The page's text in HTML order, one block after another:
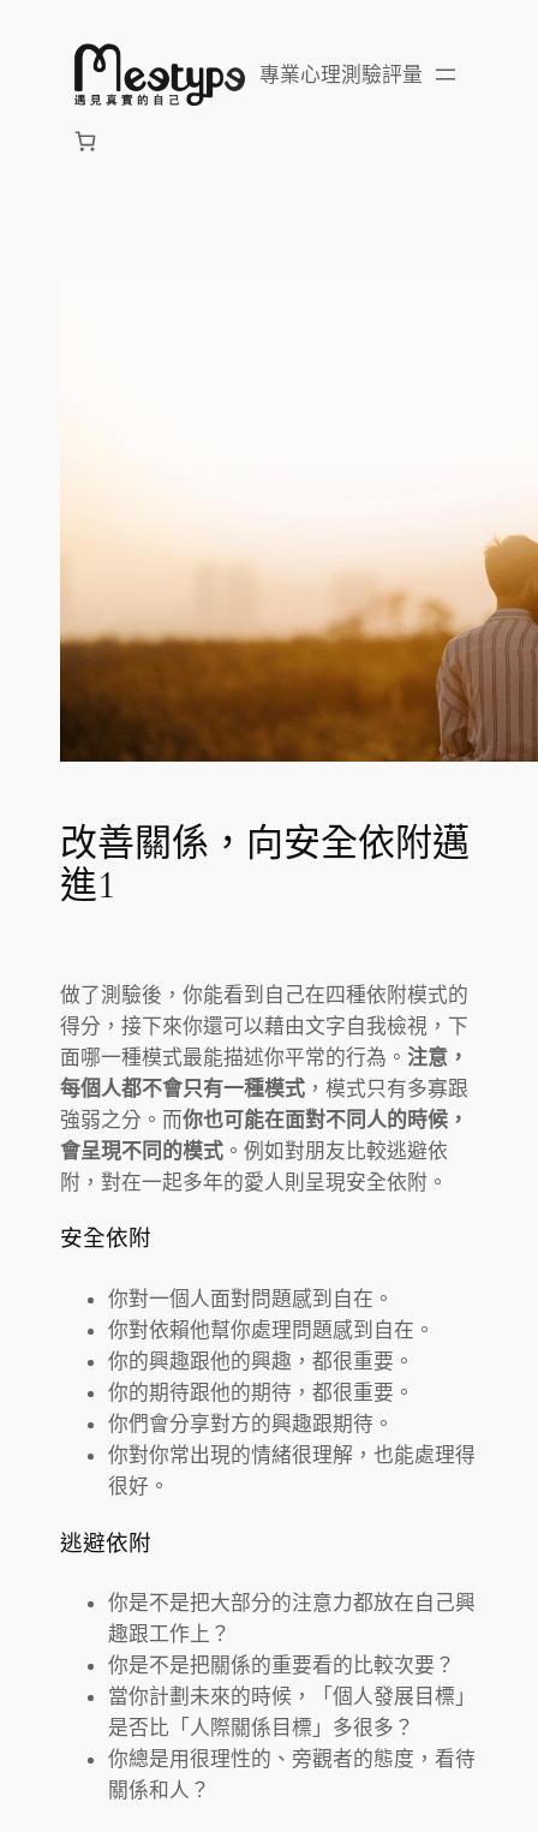
專業心理測驗評量
改善關係，向安全依附邁
進1
做了測驗後，你能看到自己在四種依附模式的
得分，接下來你還可以藉由文字自我檢視，下
面哪一種模式最能描述你平常的行為。 注意，
每個人都不會只有一種模式 ，模式只有多寡跟
強弱之分。而你也可能在面對不同人的時候，
會呈現不同的模式 。例如對朋友比較逃避依
附，對在一起多年的愛人則呈現安全依附。
安全依附
你對一個人面對問題感到自在。
你對依賴他幫你處理問題感到自在。
你的興趣跟他的興趣，都很重要。
你的期待跟他的期待，都很重要。
你們會分享對方的興趣跟期待。
你對你常出現的情緒很理解，也能處理得
很好。
逃避依附
你是不是把大部分的注意力都放在自己興
趣跟工作上？
你是不是把關係的重要看的比較次要？
當你計劃未來的時候，「個人發展目標」
是否比「人際關係目標」多很多？
你總是用很理性的、旁觀者的態度，看待
關係和人？